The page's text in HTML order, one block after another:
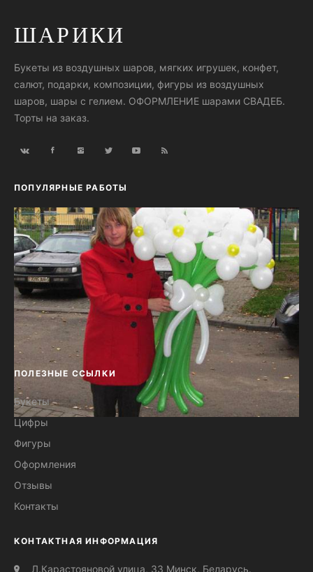
ШАРИКИ
Букеты из воздушных шаров, мягких игрушек, конфет,
салют, подарки, композиции, фигуры из воздушных
шаров, шары с гелием. ОФОРМЛЕНИЕ шарами СВАДЕБ.
Торты на заказ.
ПОПУЛЯРНЫЕ РАБОТЫ
Букет из воздушных шаров 15
цветов №40
ПОЛЕЗНЫЕ ССЫЛКИ
Букеты
Цифры
Фигуры
Оформления
Отзывы
Контакты
КОНТАКТНАЯ ИНФОРМАЦИЯ
Л.Карастояновой улица, 33 Минск, Беларусь.